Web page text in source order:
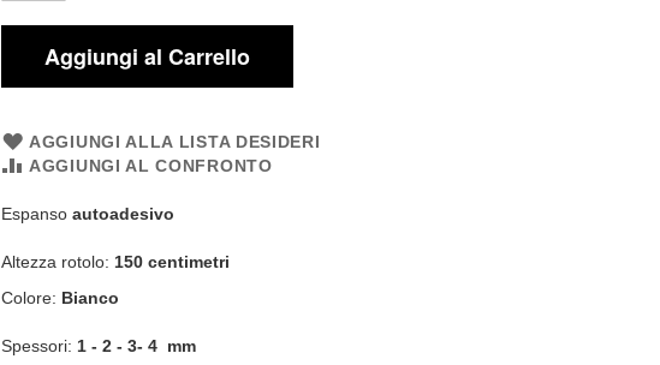
Aggiungi al Carrello
AGGIUNGI ALLA LISTA DESIDERI
AGGIUNGI AL CONFRONTO
Espanso autoadesivo
Altezza rotolo: 150 centimetri
Colore: Bianco
Spessori: 1 - 2 - 3- 4 mm